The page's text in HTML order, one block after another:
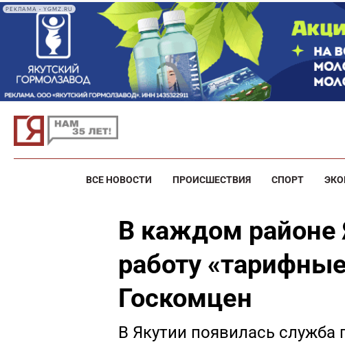
РЕКЛАМА • YGMZ.RU
ВСЕ НОВОСТИ ПРОИСШЕСТВИЯ СПОРТ
В каждом районе
работу
Госкомцен
В Якутии появилась служба